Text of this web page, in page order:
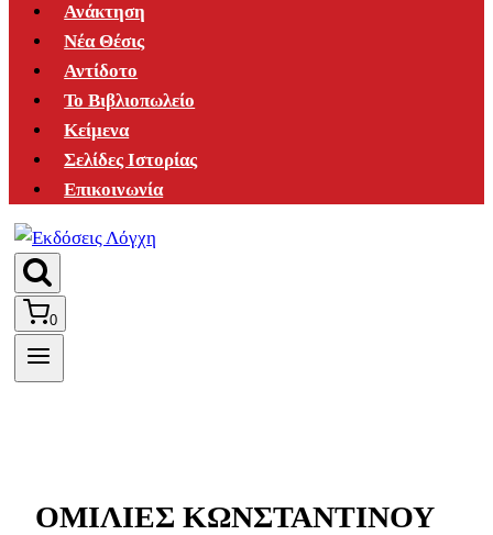
Ανάκτηση
Νέα Θέσις
Αντίδοτο
Το Βιβλιοπωλείο
Κείμενα
Σελίδες Ιστορίας
Επικοινωνία
0
ΟΜΙΛΙΕΣ ΚΩΝΣΤΑΝΤΙΝΟΥ